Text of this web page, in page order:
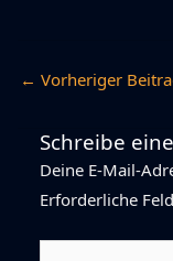
← Vorheriger
Schreibe
Deine E-Mail-
Erforderliche